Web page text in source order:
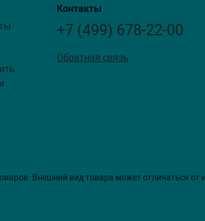
Контакты
+7 (499) 678-22-00
Обратная связь
Внешний вид товара может отличаться от